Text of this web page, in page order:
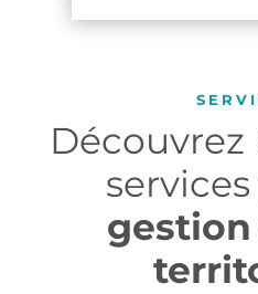
Découvrez
gestion